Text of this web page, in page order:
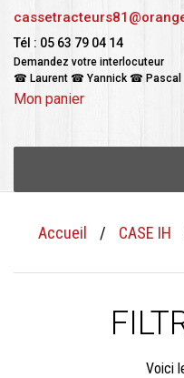
Tél : 05 63 79 04 14
Demandez votre interlocuteur
☎ Laurent ☎ Yannick ☎ Pascal
Mon panier
Accueil / CASE IH
Voici